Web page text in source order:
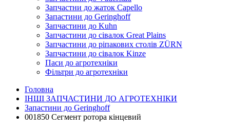
Запчастни до жаток Capello
Запастини до Geringhoff
Запчастини до Kuhn
Запчастини до сівалок Great Plains
Запчастини до ріпакових столів ZÜRN
Запчастини до сівалок Kinze
Паси до агротехніки
Фільтри до агротехніки
Головна
ІНШІ ЗАПЧАСТИНИ ДО АГРОТЕХНІКИ
Запастини до Geringhoff
001850 Сегмент ротора кінцевий